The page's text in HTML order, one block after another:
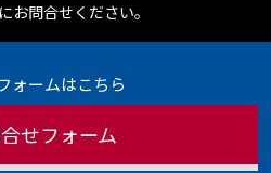
お問合せください。
ォームはこちら
せフォーム